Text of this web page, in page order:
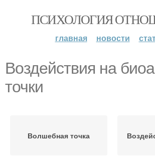
ПСИХОЛОГИЯ
главная новости
Воздействия на
точки
Волшебная точка